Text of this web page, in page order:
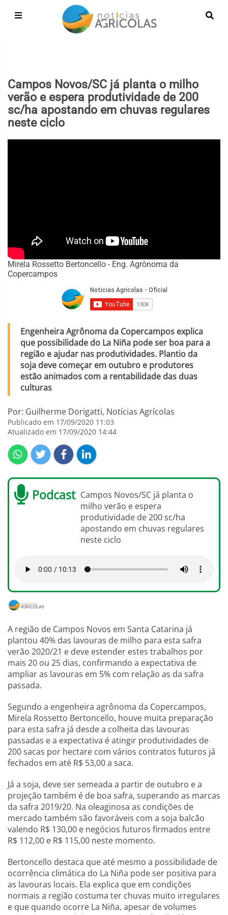
Campos Novos/SC já planta o milho
verão e espera produtividade de 200
sc/ha apostando em chuvas regulares
neste ciclo
Mirela Rossetto Bertoncello - Eng. Agrônoma da
Copercampos
Engenheira Agrônoma da Copercampos explica
que possibilidade do La Niña pode ser boa para a
região e ajudar nas produtividades. Plantio da
soja deve começar em outubro e produtores
estão animados com a rentabilidade das duas
culturas
Por: Guilherme Dorigatti, Notícias Agrícolas
Publicado em 17/09/2020 11:03
Atualizado em 17/09/2020 14:44
Podcast Campos Novos/SC já planta o
milho verão e espera
produtividade de 200 sc/ha
apostando em chuvas regulares
neste ciclo
A região de Campos Novos em Santa Catarina já
plantou 40% das lavouras de milho para esta safra
verão 2020/21 e deve estender estes trabalhos por
mais 20 ou 25 dias, confirmando a expectativa de
ampliar as lavouras em 5% com relação as da safra
passada.
Segundo a engenheira agrônoma da Copercampos,
Mirela Rossetto Bertoncello, houve muita preparação
para esta safra já desde a colheita das lavouras
passadas e a expectativa é atingir produtividades de
200 sacas por hectare com vários contratos futuros já
fechados em até R$ 53,00 a saca.
Já a soja, deve ser semeada a partir de outubro e a
projeção também é de boa safra, superando as marcas
da safra 2019/20. Na oleaginosa as condições de
mercado também são favoráveis com a soja balcão
valendo R$ 130,00 e negócios futuros firmados entre
R$ 112,00 e R$ 115,00 neste momento.
Bertoncello destaca que até mesmo a possibilidade de
ocorrência climática do La Niña pode ser positiva para
as lavouras locais. Ela explica que em condições
normais a região costuma ter chuvas muito irregulares
e que quando ocorre La Niña, apesar de volumes